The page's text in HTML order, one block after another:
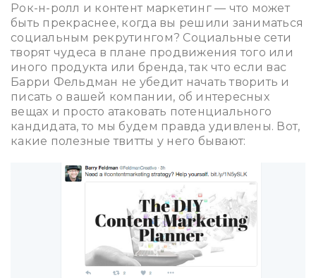
Рок-н-ролл и контент маркетинг — что может
быть прекраснее, когда вы решили заниматься
социальным рекрутингом? Социальные сети
творят чудеса в плане продвижения того или
иного продукта или бренда, так что если вас
Барри Фельдман не убедит начать творить и
писать о вашей компании, об интересных
вещах и просто атаковать потенциального
кандидата, то мы будем правда удивлены. Вот,
какие полезные твитты у него бывают: